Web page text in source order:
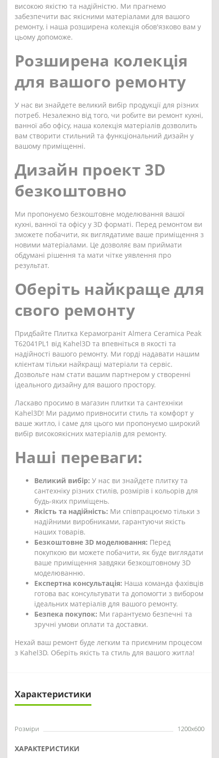
високою якістю та надійністю. Ми прагнемо
забезпечити вас якісними матеріалами для вашого
ремонту, і наша розширена колекція обов'язково вам у
цьому допоможе.
Розширена колекція
для вашого ремонту
У нас ви знайдете великий вибір продукції для різних
потреб. Незалежно від того, чи робите ви ремонт кухні,
ванної або офісу, наша колекція матеріалів дозволить
вам створити стильний та функціональний дизайн у
вашому приміщенні.
Дизайн проект 3D
безкоштовно
Ми пропонуємо безкоштовне моделювання вашої
кухні, ванної та офісу у 3D форматі. Перед ремонтом ви
зможете побачити, як виглядатиме ваше приміщення з
новими матеріалами. Це дозволяє вам приймати
обдумані рішення та мати чітке уявлення про
результат.
Оберіть найкраще для
свого ремонту
Придбайте Плитка Керамограніт Almera Ceramica Peak
T62041PL1 від Kahel3D та впевніться в якості та
надійності вашого ремонту. Ми горді надавати нашим
клієнтам тільки найкращі матеріали та сервіс.
Дозвольте нам стати вашим партнером у створенні
ідеального дизайну для вашого простору.
Ласкаво просимо в магазин плитки та сантехніки
Kahel3D! Ми радимо привносити стиль та комфорт у
ваше житло, і саме для цього ми пропонуємо широкий
вибір високоякісних матеріалів для ремонту.
Наші переваги:
Великий вибір: У нас ви знайдете плитку та
сантехніку різних стилів, розмірів і кольорів для
будь-яких приміщень.
Якість та надійність: Ми співпрацюємо тільки з
надійними виробниками, гарантуючи якість
наших товарів.
Безкоштовне 3D моделювання: Перед
покупкою ви можете побачити, як буде виглядати
ваше приміщення завдяки безкоштовному 3D
моделюванню.
Експертна консультація: Наша команда фахівців
готова вас консультувати та допомогти з вибором
ідеальних матеріалів для вашого ремонту.
Безпека покупок: Ми гарантуємо безпечні та
зручні умови оплати та доставки.
Нехай ваш ремонт буде легким та приємним процесом
з Kahel3D. Оберіть якість та стиль для вашого житла!
Характеристики
Розміри 1200x600
ХАРАКТЕРИСТИКИ